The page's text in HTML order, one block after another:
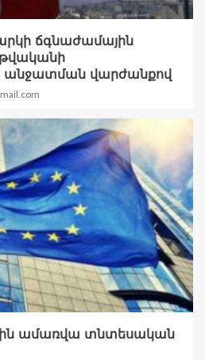
ճգնաժամային
անջատման վարժանքով
ամառվա տնտեսական